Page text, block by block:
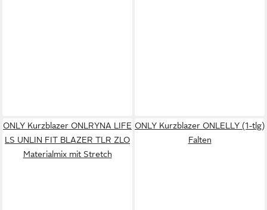
ONLY Kurzblazer ONLRYNA LIFE
LS UNLIN FIT BLAZER TLR ZLO
Materialmix mit Stretch
ONLY Kurzblazer ONLELLY (1-tlg)
Falten